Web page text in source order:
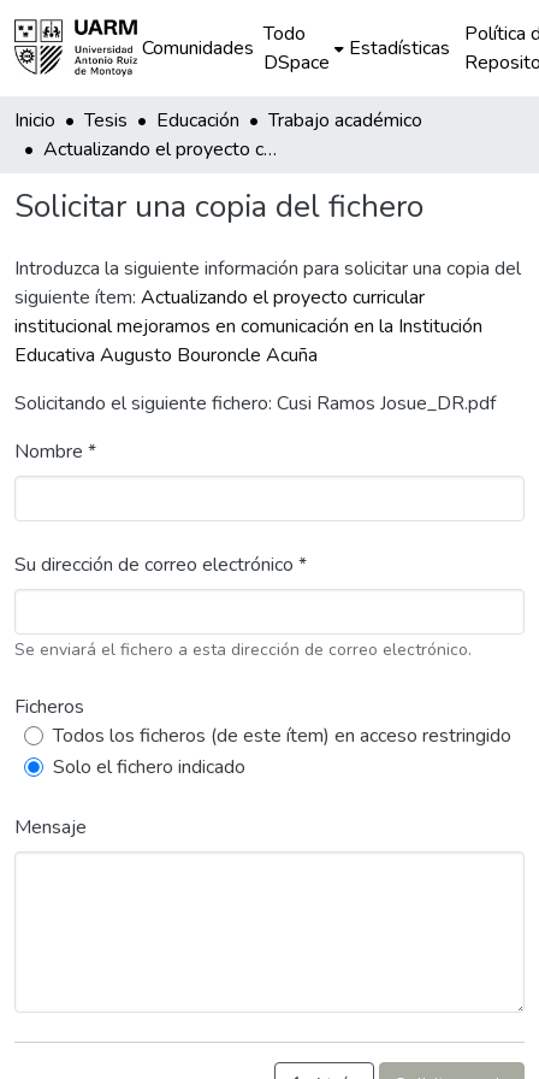
Comunidades
Todo
DSpace
Estadísticas
Política
Inicio Tesis Educación
Trabajo académico
Actualizando el proyecto curricular institucional mejoramos en comunicación en la Institución Educativa Augusto Bouroncle Acuña
Solicitar una copia del fichero
Introduzca la siguiente información para solicitar una copia del
siguiente ítem: Actualizando el proyecto curricular
institucional mejoramos en comunicación en la Institución
Educativa Augusto Bouroncle Acuña
Solicitando el siguiente fichero: Cusi Ramos Josue_DR.pdf
Nombre *
Su dirección de correo electrónico *
Se enviará el fichero a esta dirección de correo electrónico.
Ficheros
Todos los ficheros (de este ítem) en acceso restringido
Solo el fichero indicado
Mensaje